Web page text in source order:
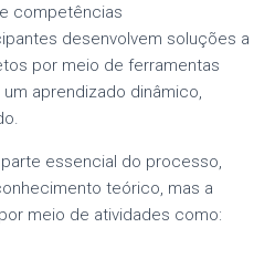
competências
desenvolvem soluções a
por meio de ferramentas
aprendizado dinâmico,
essencial do processo,
teórico, mas a
meio de atividades como: